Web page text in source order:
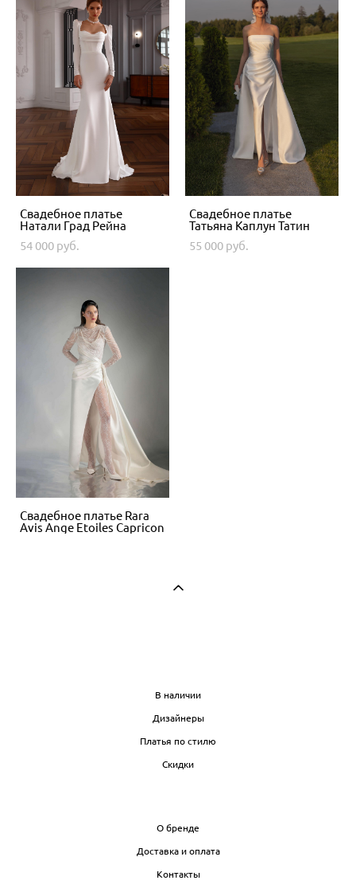
Свадебное платье
Натали Град Рейна
54 000 pуб.
Свадебное платье
Татьяна Каплун Татин
55 000 pуб.
Свадебное платье Rara
Avis Ange Etoiles Сapricon
В наличии
Дизайнеры
Платья по стилю
Скидки
О бренде
Доставка и оплата
Контакты